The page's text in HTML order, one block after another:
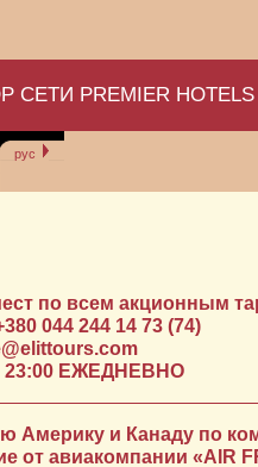
PREMIER HOTELS
рус
по всем акционным
044 244 14 73 (74)
23:00 ЕЖЕДНЕВНО
Америку и Канаду по
от авиакомпании «AIR